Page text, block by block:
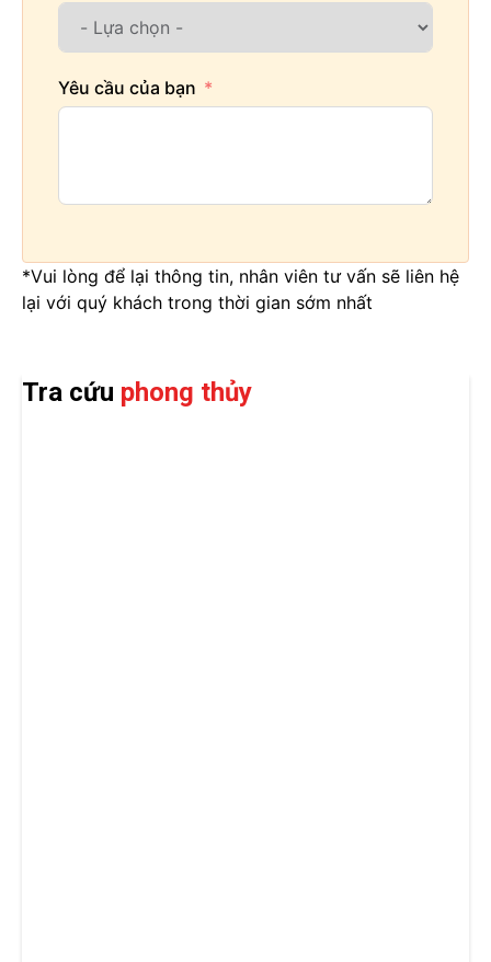
Yêu cầu của bạn
*Vui lòng để lại thông tin, nhân viên tư vấn sẽ liên hệ
lại với quý khách trong thời gian sớm nhất
Tra cứu phong thủy